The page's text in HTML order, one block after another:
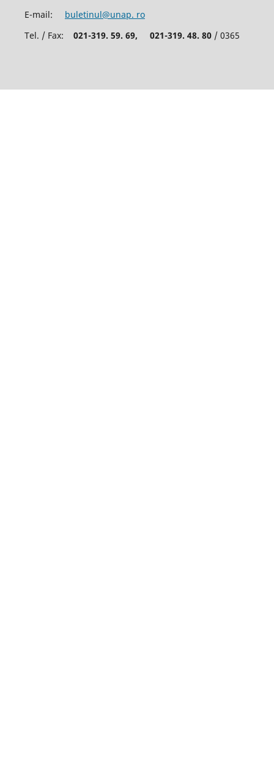
E-mail: buletinul@unap. ro
Tel. / Fax: 021-319. 59. 69, 021-319. 48. 80/ 0365